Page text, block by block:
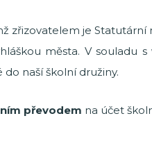
zřizovatelem je
města. V souladu
naší školní družiny.
převodem na účet